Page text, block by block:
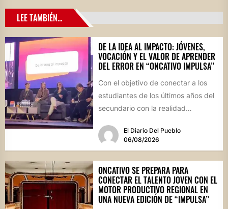
LEE TAMBIÉN...
DE LA IDEA AL IMPACTO: JÓVENES,
VOCACIÓN Y EL VALOR DE APRENDER
DEL ERROR EN “ONCATIVO IMPULSA”
Con el objetivo de conectar a los
estudiantes de los últimos años del
secundario con la realidad
El Diario Del Pueblo
06/08/2026
ONCATIVO SE PREPARA PARA
CONECTAR EL TALENTO JOVEN CON EL
MOTOR PRODUCTIVO REGIONAL EN
UNA NUEVA EDICIÓN DE “IMPULSA”